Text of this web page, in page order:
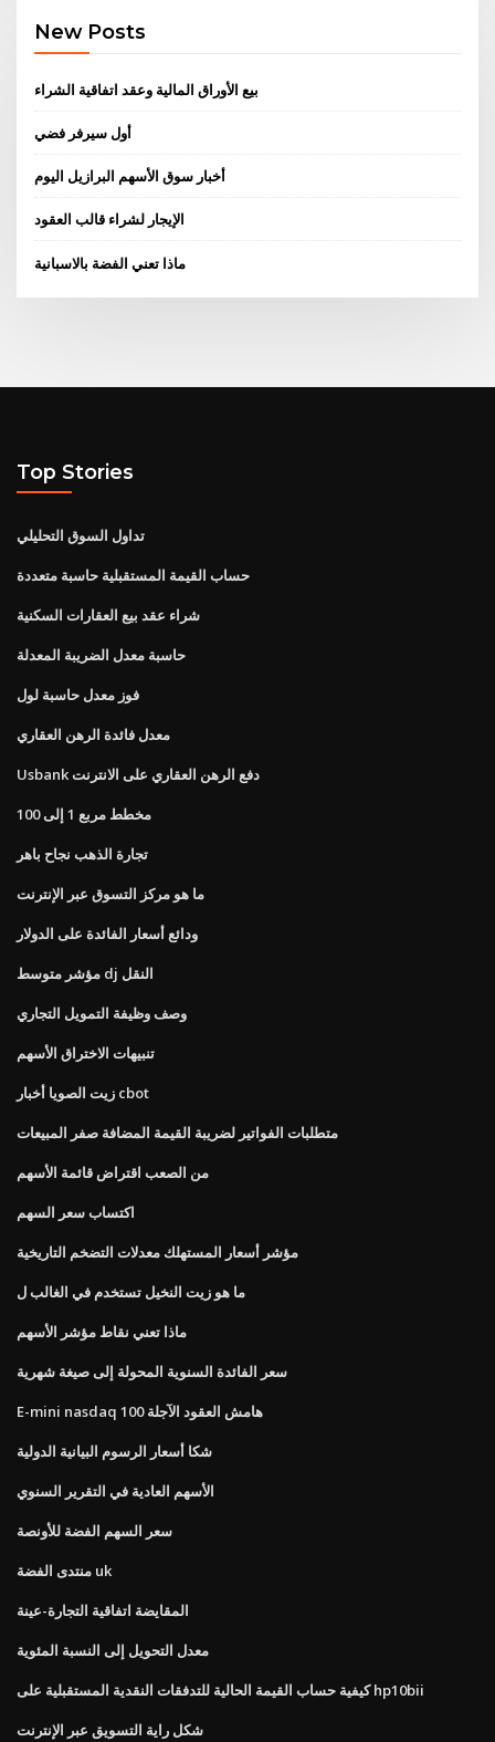
New Posts
بيع الأوراق المالية وعقد اتفاقية الشراء
أول سيرفر فضي
أخبار سوق الأسهم البرازيل اليوم
الإيجار لشراء قالب العقود
ماذا تعني الفضة بالاسبانية
Top Stories
تداول السوق التحليلي
حساب القيمة المستقبلية حاسبة متعددة
شراء عقد بيع العقارات السكنية
حاسبة معدل الضريبة المعدلة
فوز معدل حاسبة لول
معدل فائدة الرهن العقاري
Usbank دفع الرهن العقاري على الانترنت
مخطط مربع 1 إلى 100
تجارة الذهب نجاح باهر
ما هو مركز التسوق عبر الإنترنت
ودائع أسعار الفائدة على الدولار
مؤشر متوسط ​​dj النقل
وصف وظيفة التمويل التجاري
تنبيهات الاختراق الأسهم
زيت الصويا أخبار cbot
متطلبات الفواتير لضريبة القيمة المضافة صفر المبيعات
من الصعب اقتراض قائمة الأسهم
اكتساب سعر السهم
مؤشر أسعار المستهلك معدلات التضخم التاريخية
ما هو زيت النخيل تستخدم في الغالب ل
ماذا تعني نقاط مؤشر الأسهم
سعر الفائدة السنوية المحولة إلى صيغة شهرية
E-mini nasdaq 100 هامش العقود الآجلة
شكا أسعار الرسوم البيانية الدولية
الأسهم العادية في التقرير السنوي
سعر السهم الفضة للأونصة
منتدى الفضة uk
المقايضة اتفاقية التجارة-عينة
معدل التحويل إلى النسبة المئوية
كيفية حساب القيمة الحالية للتدفقات النقدية المستقبلية على hp10bii
شكل راية التسويق عبر الإنترنت